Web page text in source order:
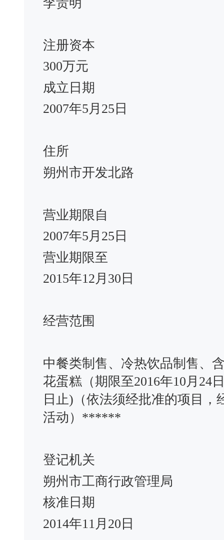
注册资本
300万元
成立日期
2007年5月25日
住所
朔州市开发北路
营业期限自
2007年5月25日
营业期限至
2015年12月30日
经营范围
中餐类制售、冷热饮品制售、
花蛋糕（期限至2016年10月24
日止)（依法须经批准的项目
活动）******
登记机关
朔州市工商行政管理局
核准日期
2014年11月20日